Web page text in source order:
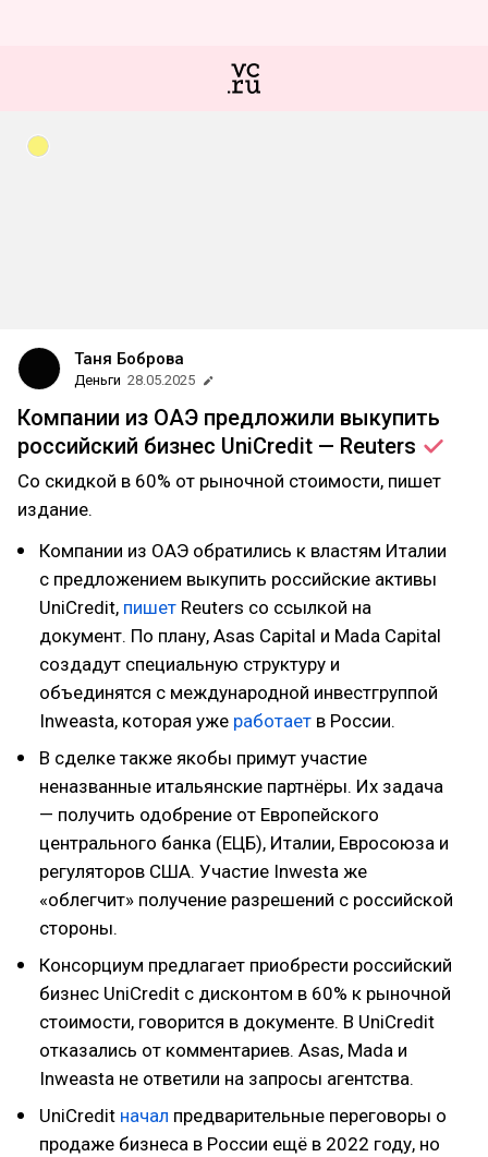
Таня Боброва
Деньги 28.05.2025
Компании из ОАЭ предложили выкупить
российский бизнес UniCredit — Reuters
Со скидкой в 60% от рыночной стоимости, пишет
издание.
Компании из ОАЭ обратились к властям Италии
с предложением выкупить российские активы
UniCredit, пишет Reuters со ссылкой на
документ. По плану, Asas Capital и Mada Capital
создадут специальную структуру и
объединятся с международной инвестгруппой
Inweasta, которая уже работает в России.
В сделке также якобы примут участие
неназванные итальянские партнёры. Их задача
— получить одобрение от Европейского
центрального банка (ЕЦБ), Италии, Евросоюза и
регуляторов США. Участие Inwesta же
«облегчит» получение разрешений с российской
стороны.
Консорциум предлагает приобрести российский
бизнес UniCredit с дисконтом в 60% к рыночной
стоимости, говорится в документе. В UniCredit
отказались от комментариев. Asas, Mada и
Inweasta не ответили на запросы агентства.
UniCredit начал предварительные переговоры о
продаже бизнеса в России ещё в 2022 году, но